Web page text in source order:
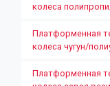
колеса
Платформенная
колеса чугун/
Платформенная